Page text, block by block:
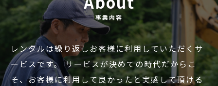
事業内容
レンタルは繰り返しお客様に利用していただくサ
ービスです。 サービスが決めての時代だからこ
そ、お客様に利用して良かったと実感して頂ける